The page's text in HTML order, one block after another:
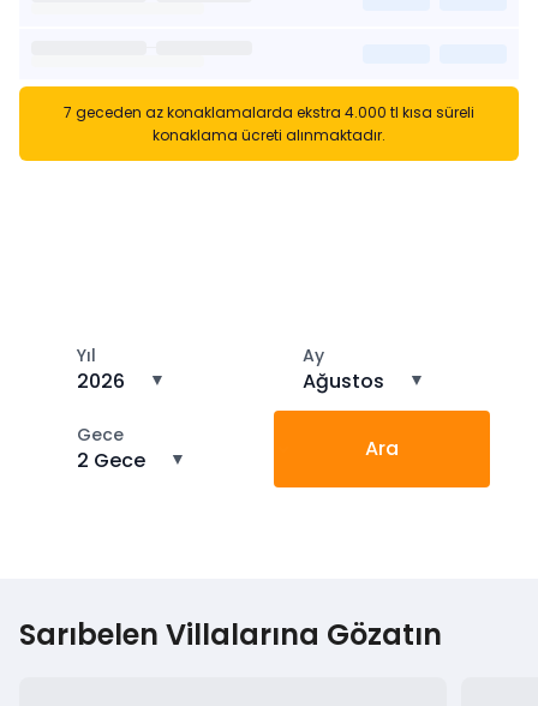
7 geceden az konaklamalarda ekstra 4.000 tl kısa süreli
konaklama ücreti alınmaktadır.
Yıl
2026 ▼
Ay
Ağustos ▼
Gece
2 Gece ▼ Ara
Sarıbelen Villalarına Gözatın